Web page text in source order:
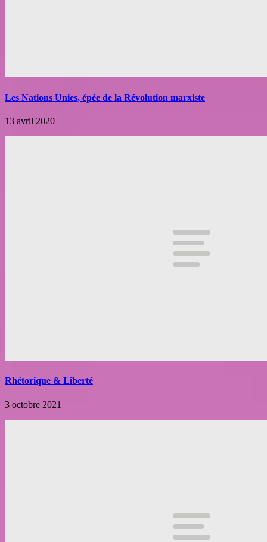
Les Nations Unies, épée de la Révolution marxiste
13 avril 2020
Rhétorique & Liberté
3 octobre 2021